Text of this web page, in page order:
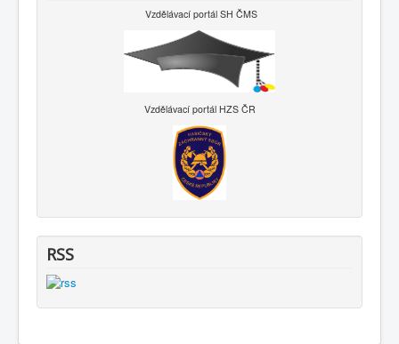
Vzdělávací portál SH ČMS
Vzdělávací portál HZS ČR
RSS